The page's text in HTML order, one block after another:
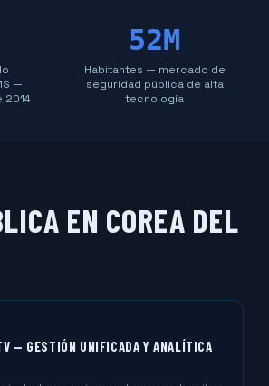
—
2014
52M
Habitantes — mercado de
seguridad pública de alta
tecnología
EN COREA DEL
— GESTIÓN UNIFICADA Y ANALÍTICA